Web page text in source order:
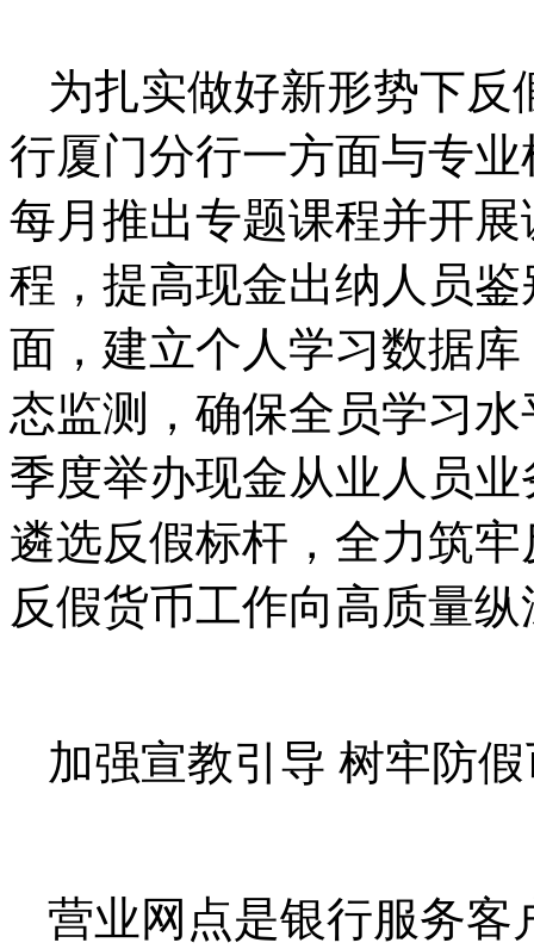
为扎实做好新形势下
行厦门分行一方面与专
每月推出专题课程并开
程，提高现金出纳人员
面，建立个人学习数据
态监测，确保全员学习
季度举办现金从业人员
遴选反假标杆，全力筑
反假货币工作向高质量
加强宣教引导 树牢防
营业网点是银行服务客